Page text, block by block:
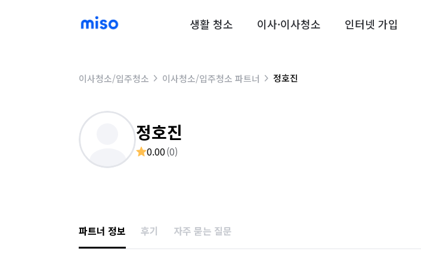
생활 청소 이사·이사청소 인터넷 가입
이사청소/입주청소 이사청소/입주청소 파트너 정호진
정호진
0.00(0)
파트너 정보 후기 자주 묻는 질문